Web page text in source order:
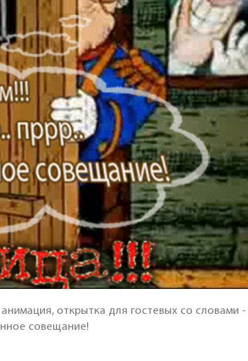
открытка для гостевых со словами -
совещание!